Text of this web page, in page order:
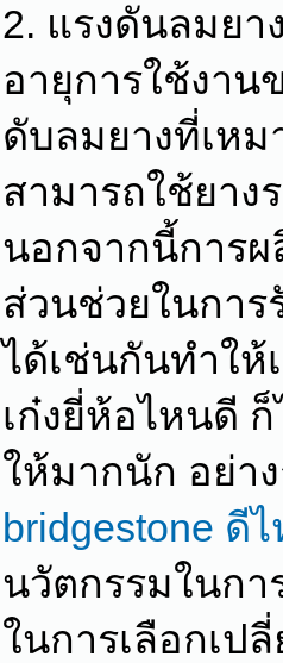
2. แรงดันลมยา
อายุการใช้งาน
ดับลมยางที่เห
สามารถใช้ยา
นอกจากนี้การ
ส่วนช่วยในกา
ได้เช่นกันทำให้
เก๋งยี่ห้อไหนดี
ให้มากนัก อย่า
bridgestone ดี
นวัตกรรมในกา
ในการเลือกเป